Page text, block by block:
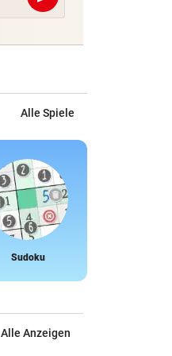
Alle Spiele
Sudoku
Alle Anzeigen